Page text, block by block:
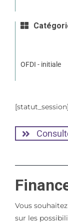
OFDI - initiale
[statut_session]
Vous
sur les